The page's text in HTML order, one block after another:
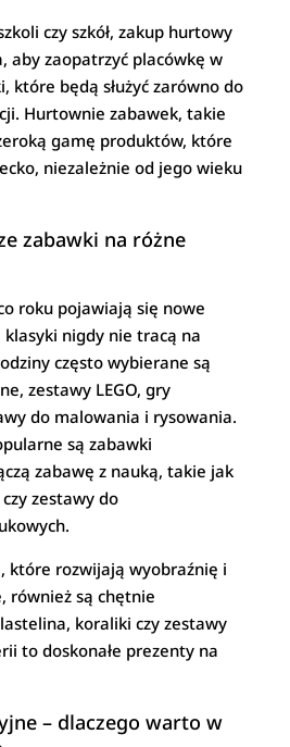
czy szkół, zakup hurtowy
aby zaopatrzyć placówkę w
które będą służyć zarówno do
Hurtownie zabawek, takie
gamę produktów, które
niezależnie od jego wieku
zabawki na różne
roku pojawiają się nowe
nigdy nie tracą na
często wybierane są
zestawy LEGO, gry
do malowania i rysowania.
są zabawki
zabawę z nauką, takie jak
zestawy do
które rozwijają wyobraźnię i
również są chętnie
koraliki czy zestawy
to doskonałe prezenty na
– dlaczego warto w